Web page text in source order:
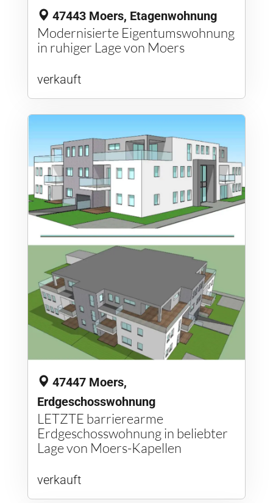
47443 Moers, Etagenwohnung
Modernisierte Eigentumswohnung
in ruhiger Lage von Moers
verkauft
47447 Moers,
Erdgeschosswohnung
LETZTE barrierearme
Erdgeschosswohnung in beliebter
Lage von Moers-Kapellen
verkauft